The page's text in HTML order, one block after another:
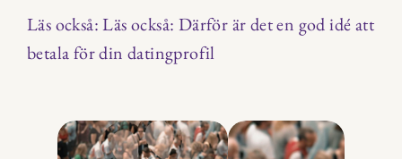
Läs också: Läs också: Därför är det en god idé att
betala för din datingprofil